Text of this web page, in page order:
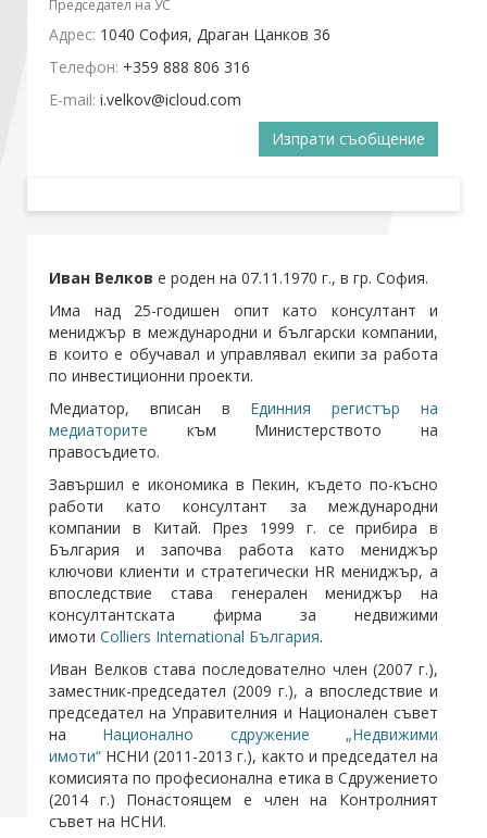
Стани член
Председател на УС
Адрес: 1040 София, Драган Цанков 36
Телефон: +359 888 806 316
E-mail:
Изпрати съобщение
Иван Велков e роден на 07.11.1970 г., в гр. София.
Има над 25-годишен опит като консултант и
мениджър в международни и български компании,
в които е обучавал и управлявал екипи за работа
по инвестиционни проекти.
Медиатор, вписан в Единния регистър на
медиаторите към Министерството на
правосъдието.
Завършил е икономика в Пекин, където по-късно
работи като консултант за международни
компании в Китай. През 1999 г. се прибира в
България и започва работа като мениджър
ключови клиенти и стратегически HR мениджър, а
впоследствие става генерален мениджър на
консултантската фирма за недвижими
имоти Colliers International България.
Иван Велков става последователно член (2007 г.),
заместник-председател (2009 г.), а впоследствие и
председател на Управителния и Национален съвет
на Национално сдружение „Недвижими
имоти“ НСНИ (2011-2013 г.), както и председател на
комисията по професионална етика в Сдружението
(2014 г.) Понастоящем е член на Контролният
съвет на НСНИ.